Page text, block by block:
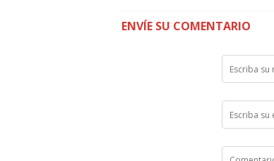
ENVÍE SU COMENTARIO